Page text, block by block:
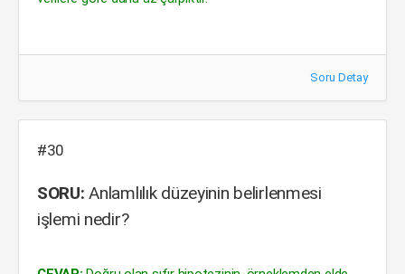
Soru Detay
#30
SORU: Anlamlılık düzeyinin belirlenmesi
işlemi nedir?